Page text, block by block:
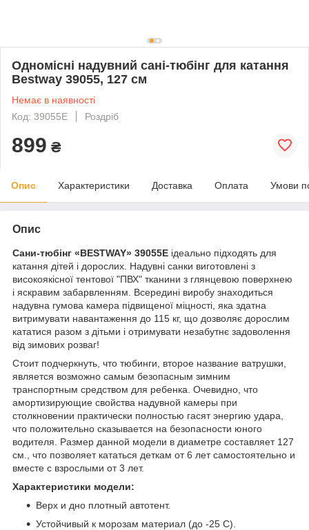
Одномісні надувний сані-тюбінг для катання
Bestway 39055, 127 см
Немає в наявності
Код: 39055E
Роздріб
899 ₴
Опис Характеристики Доставка Оплата Умови
Опис
Сани-тюбінг «BESTWAY» 39055E ідеально підходять для
катання дітей і дорослих. Надувні санки виготовлені з
високоякісної тентової "ПВХ" тканини з глянцевою поверхнею
і яскравим забарвленням. Всередині виробу знаходиться
надувна гумова камера підвищеної міцності, яка здатна
витримувати навантаження до 115 кг, що дозволяє дорослим
кататися разом з дітьми і отримувати незабутнє задоволення
від зимових розваг!
Стоит подчеркнуть, что тюбинги, второе название ватрушки,
является возможно самым безопасным зимним
транспортным средством для ребенка. Очевидно, что
амортизирующие свойства надувной камеры при
столкновении практически полностью гасят энергию удара,
что положительно сказывается на безопасности юного
водителя. Размер данной модели в диаметре составляет 127
см., что позволяет кататься деткам от 6 лет самостоятельно и
вместе с взрослыми от 3 лет.
Характеристики модели:
Верх и дно плотный автотент.
Устойчивый к морозам материал (до -25 С).